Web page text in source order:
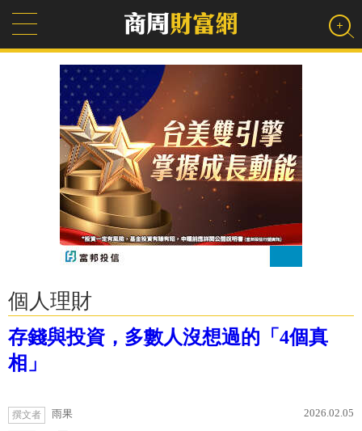
個人理財
存錢與投資，多數人沒想過的「4個真
相」
撰文者 雨果 2026.02.05